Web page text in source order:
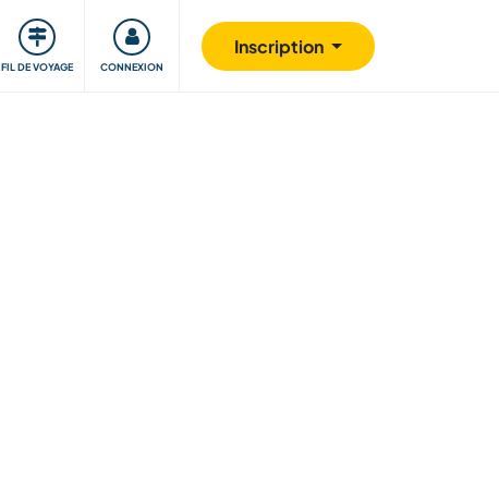
FIL DE VOYAGE CONNEXION
Inscription
Communauté S'impliquer Sécurité